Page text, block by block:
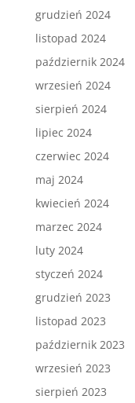
grudzień 2024
listopad 2024
październik 2024
wrzesień 2024
sierpień 2024
lipiec 2024
czerwiec 2024
maj 2024
kwiecień 2024
marzec 2024
luty 2024
styczeń 2024
grudzień 2023
listopad 2023
październik 2023
wrzesień 2023
sierpień 2023